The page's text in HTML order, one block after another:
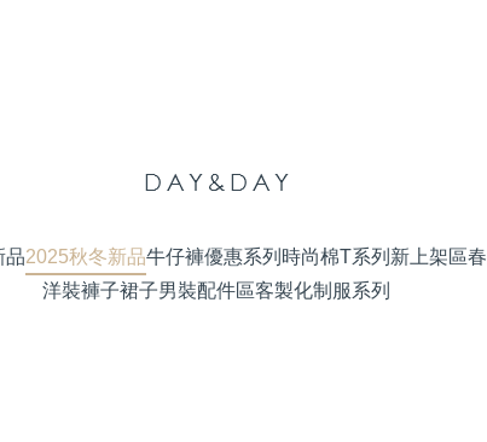
品2025秋冬新品牛仔褲優惠系列 時尚棉T系列 新上架區
洋裝褲子裙子男裝配件區客製化制服系列